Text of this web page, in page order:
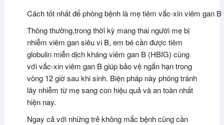
Cách tốt nhất để phòng bệnh là mẹ tiêm vắc-xin viêm gan
Thông thường,trong thời kỳ mang thai người mẹ bị
nhiễm viêm gan siêu vi B, em bé cần được tiêm
globulin miễn dịch kháng viêm gan B (HBIG) cùng
với vắc-xin viêm gan B giúp bảo vệ ngắn hạn trong
vòng 12 giờ sau khi sinh. Biện pháp này phóng tránh
lây nhiễm từ mẹ sang con hiệu quả và an toàn nhất
hiện nay.
Ngay cả với những trẻ không mắc bệnh cũng cần